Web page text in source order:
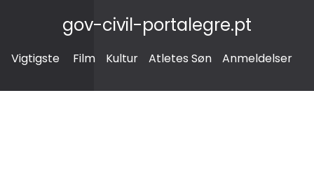
gov-civil-portalegre.pt
Vigtigste Film Kultur Atletes Søn Anmeldelser